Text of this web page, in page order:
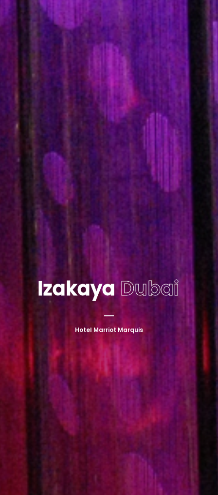
IzakayaDubai
Hotel Marriot Marquis